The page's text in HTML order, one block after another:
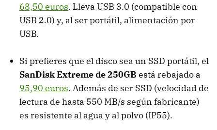
68,50 euros. Lleva USB 3.0 (compatible con
USB 2.0) y, al ser portátil, alimentación por
USB.
Si prefieres que el disco sea un SSD portátil, el
SanDisk Extreme de 250GB está rebajado a
95,90 euros. Además de ser SSD (velocidad de
lectura de hasta 550 MB/s según fabricante)
es resistente al agua y al polvo (IP55).